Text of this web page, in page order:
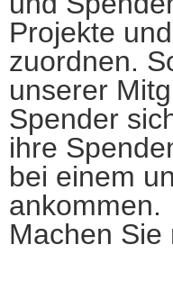
Projekte
zuordnen.
unserer
Spender
ihre
bei einem
ankommen.
Machen Sie